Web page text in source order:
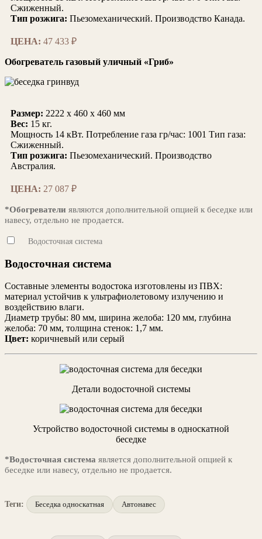
Сжиженный.
Тип розжига: Пьезомеханический. Производство Канада.
ЦЕНА: 47 433 ₽
Обогреватель газовый уличный «Гриб»
Размер: 2222 x 460 x 460 мм
Вес: 15 кг.
Мощность 14 кВт. Потребление газа гр/час: 1001 Тип газа:
Сжиженный.
Тип розжига: Пьезомеханический. Производство
Австралия.
ЦЕНА: 27 087 ₽
*Обогреватели являются дополнительной опцией к беседке или
навесу, отдельно не продается.
Водосточная система
Водосточная система
Составные элементы водостока изготовлены из ПВХ:
материал устойчив к ультрафиолетовому излучению и
воздействию влаги.
Диаметр трубы: 80 мм, ширина желоба: 120 мм, глубина
желоба: 70 мм, толщина стенок: 1,7 мм.
Цвет: коричневый или серый
Детали водосточной системы
Устройство водосточной системы в односкатной
беседке
*Водосточная система является дополнительной опцией к
беседке или навесу, отдельно не продается.
Теги: Беседка односкатная Автонавес